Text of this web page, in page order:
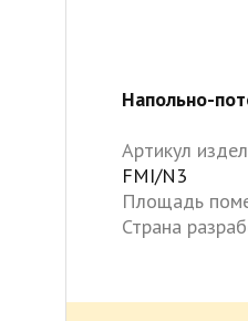
Напольно-
Артикул
FMI/N3
Площадь
Страна